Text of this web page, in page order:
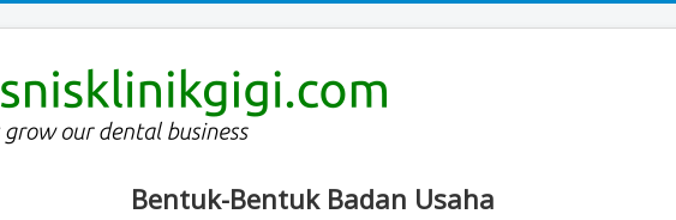
Bentuk-Bentuk Badan Usaha